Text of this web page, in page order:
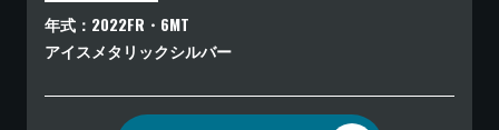
年式
2022FR ・ 6MT
アイスメタリックシルバー